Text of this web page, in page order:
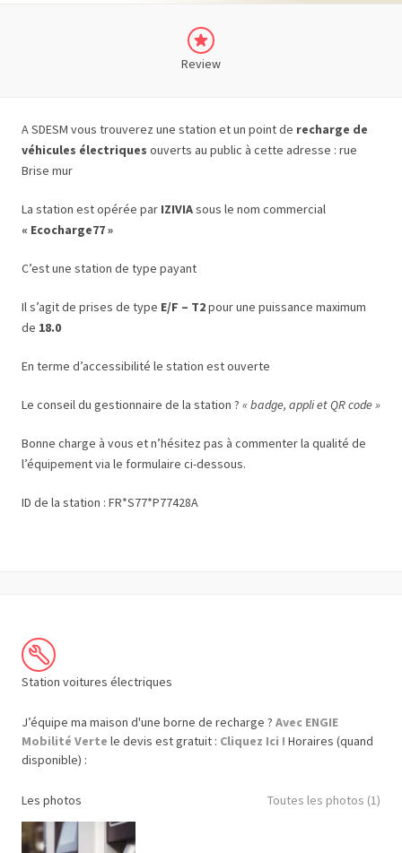
Review
A SDESM vous trouverez une station et un point de recharge de
véhicules électriques ouverts au public à cette adresse : rue
Brise mur
La station est opérée par IZIVIAsous le nom commercial
« Ecocharge77 »
C’est une station de type payant
Il s’agit de prises de type E/F – T2pour une puissance maximum
de 18.0
En terme d’accessibilité le station est ouverte
Le conseil du gestionnaire de la station ? « badge, appli et QR code »
Bonne charge à vous et n’hésitez pas à commenter la qualité de
l’équipement via le formulaire ci-dessous.
ID de la station : FR*S77*P77428A
Station voitures électriques
J’équipe ma maison d'une borne de recharge ? Avec ENGIE
Mobilité Verte le devis est gratuit : Cliquez Ici ! Horaires (quand
disponible) :
Les photos Toutes les photos (1)